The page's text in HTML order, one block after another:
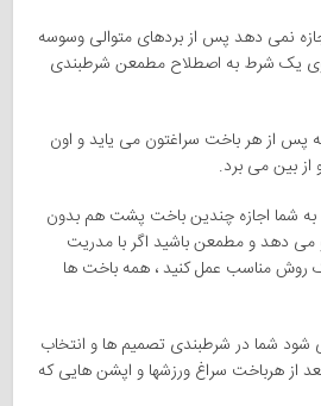
نمی دهد پس از بردهای متوالی وسوسه
یک شرط به اصطلاح مطمعن شرطبندی
پس از هر باخت سراغتون می یاید و اون
بین می برد.
به شما اجازه چندین باخت پشت هم بدون
می دهد و مطمعن باشید اگر با مدریت
روش مناسب عمل کنید ، همه باخت ها
شود شما در شرطبندی تصمیم ها و انتخاب
از هرباخت سراغ ورزشها و اپشن هایی که